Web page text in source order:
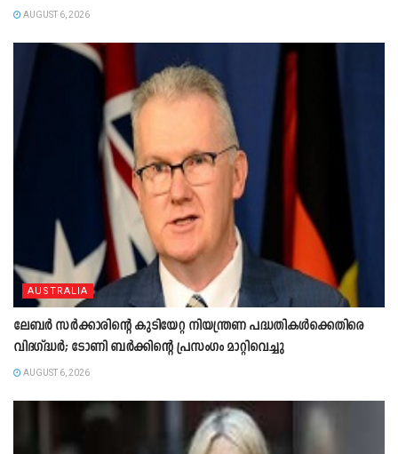
AUGUST 6, 2026
AUSTRALIA
ലേബർ സർക്കാരിന്റെ കുടിയേറ്റ നിയന്ത്രണ പദ്ധതികൾക്കെതിരെ
വിദഗ്ദ്ധർ; ടോണി ബർക്കിന്റെ പ്രസംഗം മാറ്റിവെച്ചു
AUGUST 6, 2026